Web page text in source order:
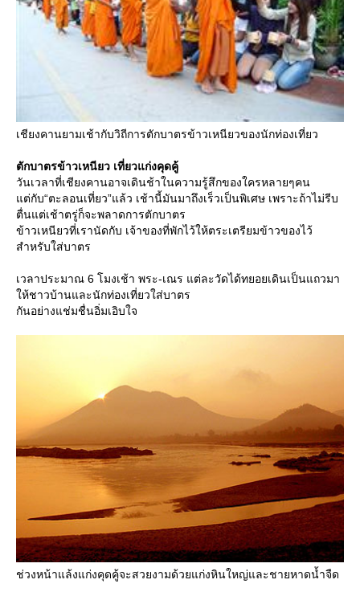
เชียงคานยามเช้ากับวิถีการตักบาตรข้าวเหนียวของนักท่องเที่ยว
ตักบาตรข้าวเหนียว เที่ยวแก่งคุดคู้
วันเวลาที่เชียงคานอาจเดินช้าในความรู้สึกของใครหลายๆคน
ต่กับ“ตะลอนเที่ยว”แล้ว เช้านี้มันมาถึงเร็วเป็นพิเศษ เพราะถ้าไม่รีบ
ตื่นแต่เช้าตรู่ก็จะพลาดการตักบาตร
ข้าวเหนียวที่เรานัดกับ เจ้าของที่พักไว้ให้ตระเตรียมข้าวของไว้
สำหรับใส่บาตร
เวลาประมาณ 6 โมงเช้า พระ-เณร แต่ละวัดได้ทยอยเดินเป็นแถวมา
ห้ชาวบ้านและนักท่องเที่ยวใส่บาตร
กันอย่างแช่มชื่นอิ่มเอิบใจ
ช่วงหน้าแล้งแก่งคุดคู้จะสวยงามด้วยแก่งหินใหญ่และชายหาดน้ำจืด